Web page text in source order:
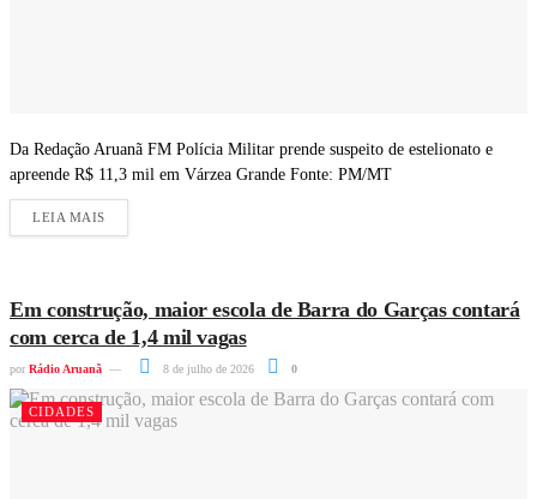
Da Redação Aruanã FM Polícia Militar prende suspeito de estelionato e
apreende R$ 11,3 mil em Várzea Grande Fonte: PM/MT
LEIA MAIS
Em construção, maior escola de Barra do Garças contará
com cerca de 1,4 mil vagas
por Rádio Aruanã 8 de julho de 2026 0
CIDADES